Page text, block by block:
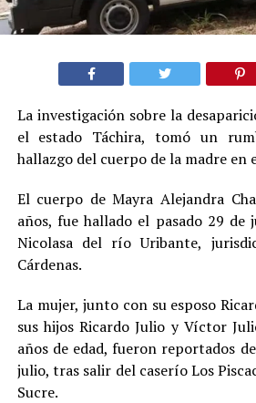
La investigación sobre la
el estado Táchira, tomó un
hallazgo del cuerpo de la madre en
El cuerpo de Mayra Alejandra
años, fue hallado el pasado 29
Nicolasa del río Uribante,
Cárdenas.
La mujer, junto con su esposo
sus hijos Ricardo Julio y Víctor
años de edad, fueron reportados
julio, tras salir del caserío Los
Sucre.